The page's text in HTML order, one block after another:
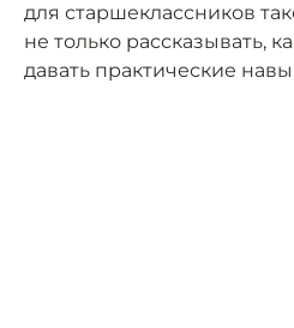
для старшеклассников
не только рассказывать,
давать практические